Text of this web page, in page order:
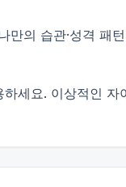
의 습관·성격 패
세요. 이상적인 자